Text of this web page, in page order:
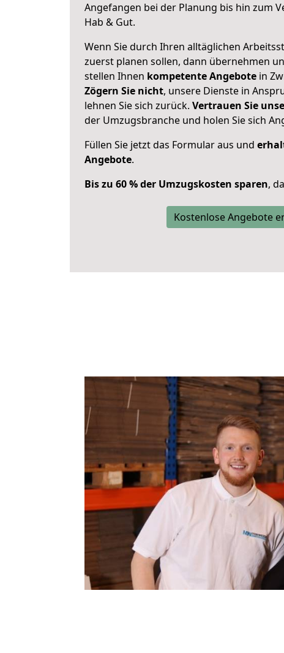
Angefangen bei der Planung bis hin zum
Hab & Gut.
Wenn Sie durch Ihren alltäglichen
zuerst planen sollen, dann übernehmen
stellen Ihnen kompetente Angebote in
Zögern Sie nicht, unsere Dienste in
lehnen Sie sich zurück. Vertrauen Sie
der Umzugsbranche und holen Sie sich
Füllen Sie jetzt das Formular aus und
Angebote.
Bis zu 60 % der Umzugskosten sparen,
Kostenlose Angebote